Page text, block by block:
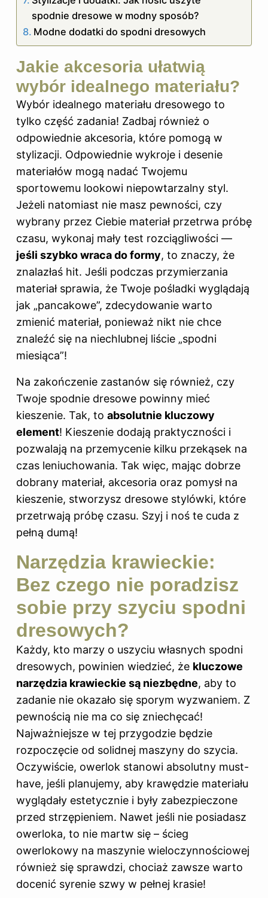
spodnie dresowe w modny sposób?
Modne dodatki do spodni dresowych
Jakie akcesoria ułatwią
wybór idealnego materiału?
Wybór idealnego materiału dresowego to
tylko część zadania! Zadbaj również o
odpowiednie akcesoria, które pomogą w
stylizacji. Odpowiednie wykroje i desenie
materiałów mogą nadać Twojemu
sportowemu lookowi niepowtarzalny styl.
Jeżeli natomiast nie masz pewności, czy
wybrany przez Ciebie materiał przetrwa próbę
czasu, wykonaj mały test rozciągliwości —
jeśli szybko wraca do formy, to znaczy, że
znalazłaś hit. Jeśli podczas przymierzania
materiał sprawia, że Twoje pośladki wyglądają
jak „pancakowe”, zdecydowanie warto
zmienić materiał, ponieważ nikt nie chce
znaleźć się na niechlubnej liście „spodni
miesiąca”!
Na zakończenie zastanów się również, czy
Twoje spodnie dresowe powinny mieć
kieszenie. Tak, to absolutnie kluczowy
element! Kieszenie dodają praktyczności i
pozwalają na przemycenie kilku przekąsek na
czas leniuchowania. Tak więc, mając dobrze
dobrany materiał, akcesoria oraz pomysł na
kieszenie, stworzysz dresowe stylówki, które
przetrwają próbę czasu. Szyj i noś te cuda z
pełną dumą!
Narzędzia krawieckie:
Bez czego nie poradzisz
sobie przy szyciu spodni
dresowych?
Każdy, kto marzy o uszyciu własnych spodni
dresowych, powinien wiedzieć, że kluczowe
narzędzia krawieckie są niezbędne, aby to
zadanie nie okazało się sporym wyzwaniem. Z
pewnością nie ma co się zniechęcać!
Najważniejsze w tej przygodzie będzie
rozpoczęcie od solidnej maszyny do szycia.
Oczywiście, owerlok stanowi absolutny must-
have, jeśli planujemy, aby krawędzie materiału
wyglądały estetycznie i były zabezpieczone
przed strzępieniem. Nawet jeśli nie posiadasz
owerloka, to nie martw się – ścieg
owerlokowy na maszynie wieloczynnościowej
również się sprawdzi, chociaż zawsze warto
docenić syrenie szwy w pełnej krasie!